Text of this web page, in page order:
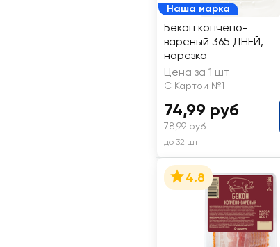
Наша марка
Бекон копчено-
вареный 365 ДНЕЙ,
нарезка
Цена за 1 шт
С Картой №1
74,99 руб
78,99 руб
до 32 шт
4.8